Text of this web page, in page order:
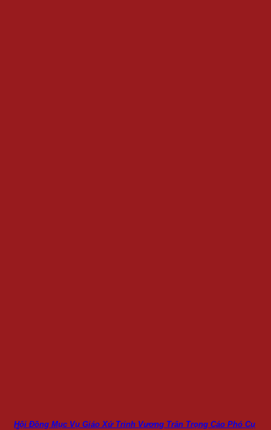
Hội Đồng Mục Vụ Giáo Xứ Trinh Vương Trân Trọng Cáo Phó Cụ